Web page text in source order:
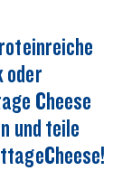
oder
Cheese
und teile